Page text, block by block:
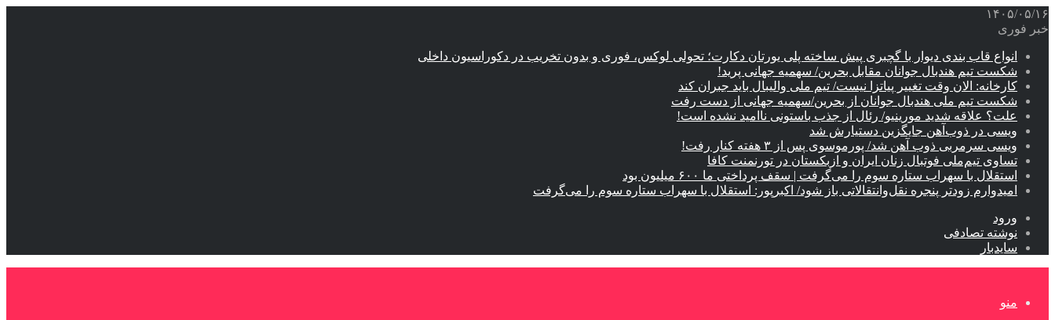
۱۴۰۵/۰۵/۱۶
خبر فوری
انواع قاب بندی دیوار با گچبری پیش ساخته پلی یورتان دکارت؛ تحولی لوکس، فوری و بدون تخریب در دکوراسیون داخلی
شکست تیم هندبال جوانان مقابل بحرین/ سهمیه جهانی پرید!
کارخانه: الان وقت تغییر پیاتزا نیست/ تیم ملی والیبال باید جبران کند
شکست تیم ملی هندبال جوانان از بحرین/سهمیه جهانی از دست رفت
علت؟ علاقه شدید مورینیو/ رئال از جذب باستونی ناامید نشده است!
ویسی در ذوب‌آهن جایگزین دستیارش شد
ویسی سرمربی ذوب آهن شد/ پورموسوی پس از ۳ هفته کنار رفت!
تساوی تیم‌ملی فوتبال زنان ایران و ازبکستان در تورنمنت کافا
استقلال با سهراب ستاره سوم را می‌گرفت | سقف پرداختی ما ۶۰۰ میلیون بود
امیدوارم زودتر پنجره نقل‌وانتقالاتی باز شود/ اکبرپور: استقلال با سهراب ستاره سوم را می‌گرفت
ورود
نوشته تصادفی
سایدبار
منو